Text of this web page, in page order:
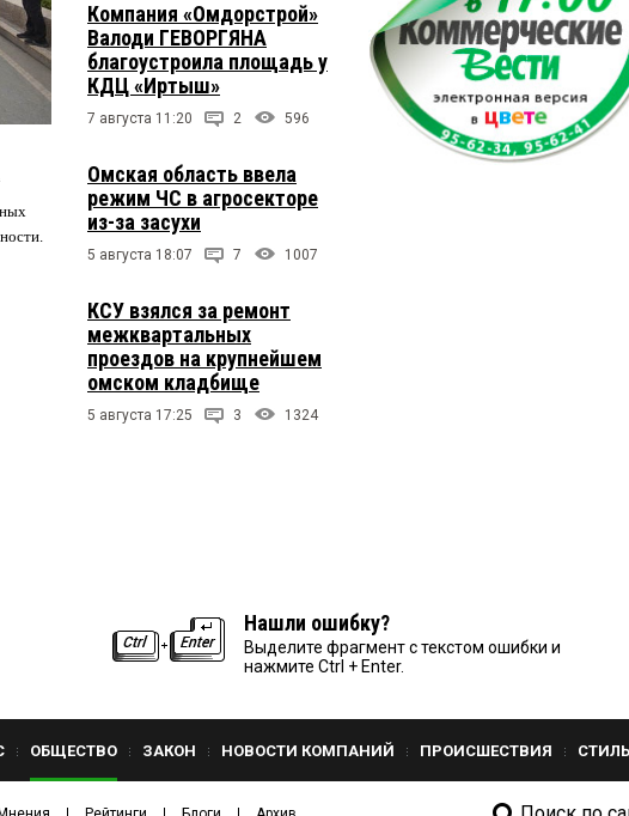
Компания «Омдорстрой»
Валоди ГЕВОРГЯНА
благоустроила площадь у
КДЦ «Иртыш»
7 августа 11:20 2 596
Омская область ввела
режим ЧС в агросекторе
из-за засухи
5 августа 18:07 7 1007
КСУ взялся за ремонт
межквартальных
проездов на крупнейшем
омском кладбище
5 августа 17:25 3 1324
Нашли ошибку?
Выделите фрагмент с текстом ошибки и
нажмите Ctrl + Enter.
ОБЩЕСТВО ЗАКОН НОВОСТИ КОМПАНИЙ ПРОИСШЕСТВИЯ